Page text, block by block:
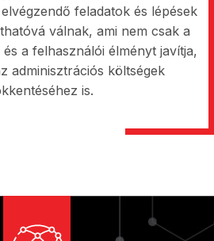
feladatok és lépések
válnak, ami nem csak a
a felhasználói élményt javítja,
adminisztrációs költségek
is.